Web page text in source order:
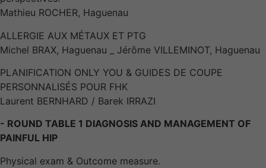
Mathieu ROCHER, Haguenau
ALLERGIE AUX MÉTAUX ET PTG
Michel BRAX, Haguenau _ Jérôme VILLEMINOT, Haguenau
PLANIFICATION ONLY YOU & GUIDES DE COUPE
PERSONNALISÉS POUR FHK
Laurent BERNHARD / Barek IRRAZI
- ROUND TABLE 1 DIAGNOSIS AND MANAGEMENT OF
PAINFUL HIP
Physical exam & Outcome measure.